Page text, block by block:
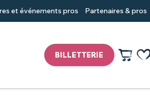
BILLETTERIE
et événements pros Partenaires & pros